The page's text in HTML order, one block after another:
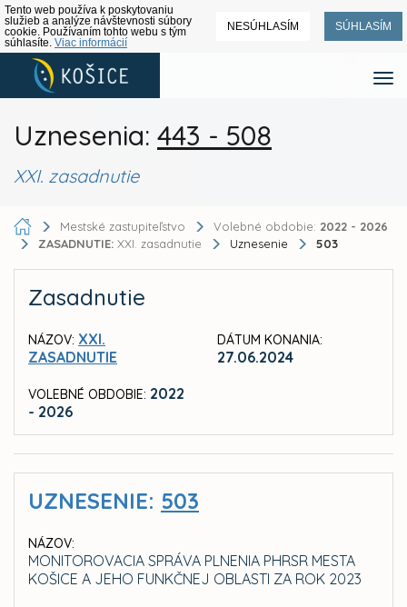
Tento web používa k poskytovaniu
služieb a analýze návštevnosti súbory
cookie. Používaním tohto webu s tým
súhlasíte. Viac informácií
NESÚHLASÍM SÚHLASÍM
Uznesenia: 443 - 508
XXI. zasadnutie
Mestské zastupiteľstvo Volebné obdobie: 2022 - 2026
ZASADNUTIE: XXI. zasadnutie Uznesenie 503
Zasadnutie
NÁZOV: XXI.
ZASADNUTIE
VOLEBNÉ OBDOBIE: 2022
- 2026
DÁTUM KONANIA:
27.06.2024
UZNESENIE: 503
NÁZOV:
MONITOROVACIA SPRÁVA PLNENIA PHRSR MESTA
KOŠICE A JEHO FUNKČNEJ OBLASTI ZA ROK 2023